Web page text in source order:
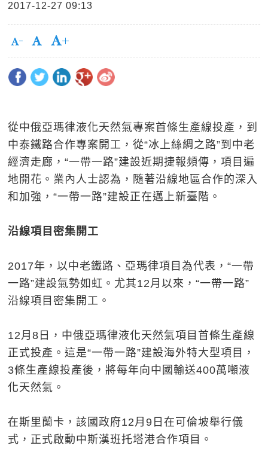
2017-12-27 09:13
從中俄亞瑪律液化天然氣專案首條生產線投產，到
中泰鐵路合作專案開工，從“冰上絲綢之路”到中老
經濟走廊，“一帶一路”建設近期捷報頻傳，項目遍
地開花。業內人士認為，隨著沿線地區合作的深入
和加強，“一帶一路”建設正在邁上新臺階。
沿線項目密集開工
2017年，以中老鐵路、亞瑪律項目為代表，“一帶
一路”建設氣勢如虹。尤其12月以來，“一帶一路”
沿線項目密集開工。
12月8日，中俄亞瑪律液化天然氣項目首條生產線
正式投產。這是“一帶一路”建設海外特大型項目，
3條生產線投產後，將每年向中國輸送400萬噸液
化天然氣。
在斯里蘭卡，該國政府12月9日在可倫坡舉行儀
式，正式啟動中斯漢班托塔港合作項目。